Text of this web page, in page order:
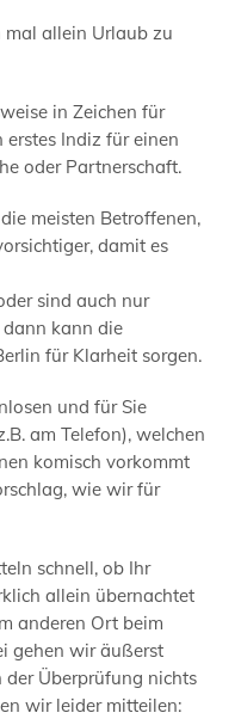
mal allein Urlaub zu
in Zeichen für
Indiz für einen
oder Partnerschaft.
meisten Betroffenen,
damit es
sind auch nur
dann kann die
für Klarheit sorgen.
und für Sie
am Telefon), welchen
komisch vorkommt
wie wir für
schnell, ob Ihr
allein übernachtet
anderen Ort beim
gehen wir äußerst
Überprüfung nichts
wir leider mitteilen: